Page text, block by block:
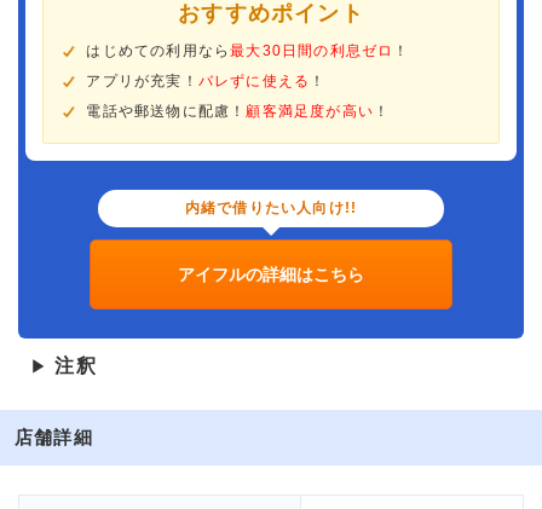
おすすめポイント
はじめての利用なら最大30日間の利息ゼロ ！
アプリが充実！ バレずに使える ！
電話や郵送物に配慮！顧客満足度が高い ！
内緒で借りたい人向け!!
アイフルの詳細はこちら
▶ 注釈
店舗詳細